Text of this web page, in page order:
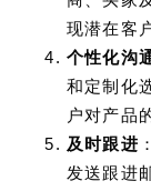
现潜在客
个性化沟
和定制化
户对产品
及时跟进
发送跟进